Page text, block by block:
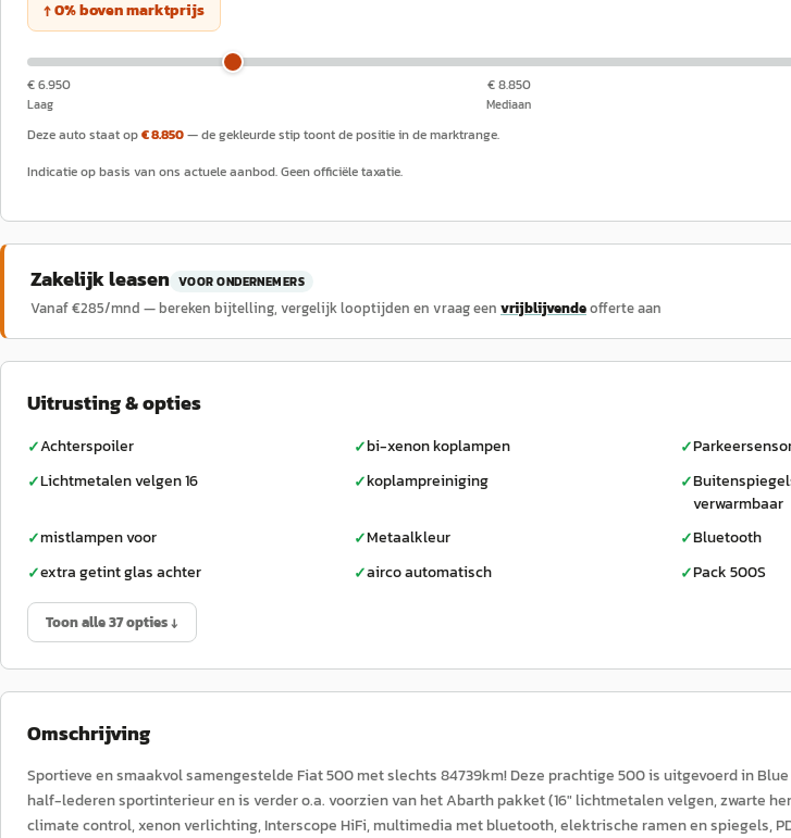
↑0%bovenmarktprijs
€ 6.950
Laag
€ 8.850
Mediaan
Deze auto staat op€ 8.850— de gekleurde stip toont de positie in de marktrange.
Indicatie op basis van ons actuele aanbod. Geen officiële taxatie.
Zakelijk leasen VOOR ONDERNEMERS
Vanaf €285/mnd — bereken bijtelling, vergelijk looptijden en vraag een vrijblijvendeofferte aan
Uitrusting & opties
✓Achterspoiler ✓bi-xenon koplampen ✓
✓Lichtmetalen velgen 16 ✓koplampreiniging ✓
verwarmbaar
✓mistlampen voor ✓Metaalkleur ✓Bluetooth
✓extra getint glas achter ✓airco automatisch ✓Pack 500S
Toon alle 37 opties ↓
Omschrijving
Sportieve en smaakvol samengestelde Fiat 500 met slechts 84739km! Deze prachtige 500 is uitgevoerd in
half-lederen sportinterieur en is verder o.a. voorzien van het Abarth pakket (16" lichtmetalen velgen, zwarte
climate control, xenon verlichting, Interscope HiFi, multimedia met bluetooth, elektrische ramen en spiegels,